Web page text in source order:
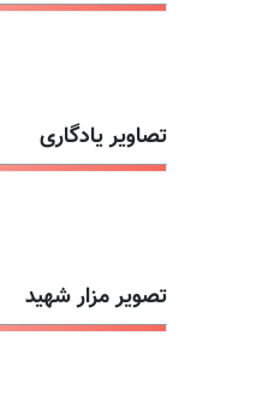
تصاویر یادگاری
تصویر مزار شهید